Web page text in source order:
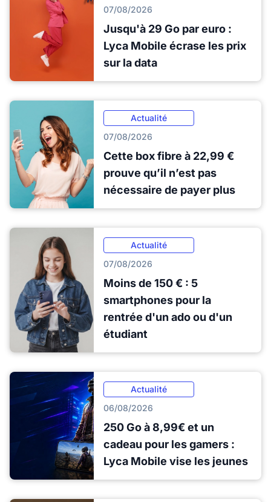
07/08/2026
Jusqu'à 29 Go par euro :
Lyca Mobile écrase les prix
sur la data
Actualité
07/08/2026
Cette box fibre à 22,99 €
prouve qu’il n’est pas
nécessaire de payer plus
Actualité
07/08/2026
Moins de 150 € : 5
smartphones pour la
rentrée d'un ado ou d'un
étudiant
Actualité
06/08/2026
250 Go à 8,99€ et un
cadeau pour les gamers :
Lyca Mobile vise les jeunes